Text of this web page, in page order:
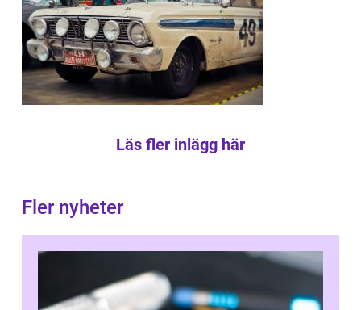
Läs fler inlägg här
Fler nyheter